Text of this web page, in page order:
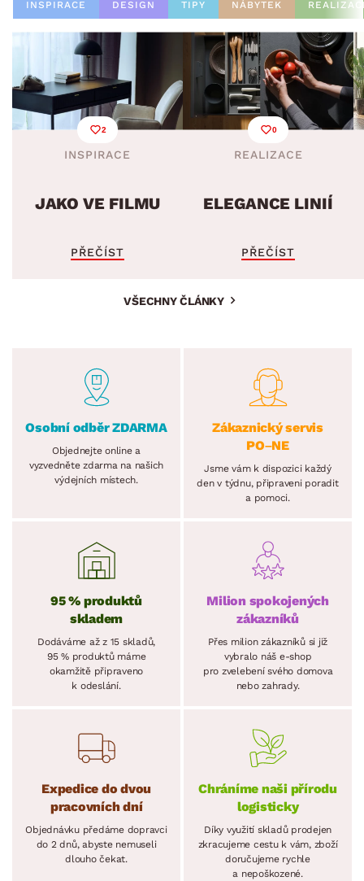
INSPIRACE DESIGN TIPY NÁBYTEK
2
INSPIRACE
JAKO VE FILMU
PŘEČÍST
0
REALIZACE
ELEGANCE LINIÍ
PŘEČÍST
VŠECHNY ČLÁNKY
Osobní odběr ZDARMA
Objednejte online a
vyzvedněte zdarma na našich
výdejních místech.
Zákaznický servis
PO–NE
Jsme vám k dispozici každý
den v týdnu, připraveni poradit
a pomoci.
95 % produktů
skladem
Dodáváme až z 15 skladů,
95 % produktů máme
okamžitě připraveno
k odeslání.
Milion spokojených
zákazníků
Přes milion zákazníků si již
vybralo náš e-shop
pro zvelebení svého domova
nebo zahrady.
Expedice do dvou
pracovních dní
Objednávku předáme dopravci
do 2 dnů, abyste nemuseli
dlouho čekat.
Chráníme naši přírodu
logisticky
Díky využití skladů prodejen
zkracujeme cestu k vám, zboží
doručujeme rychle
a nepoškozené.